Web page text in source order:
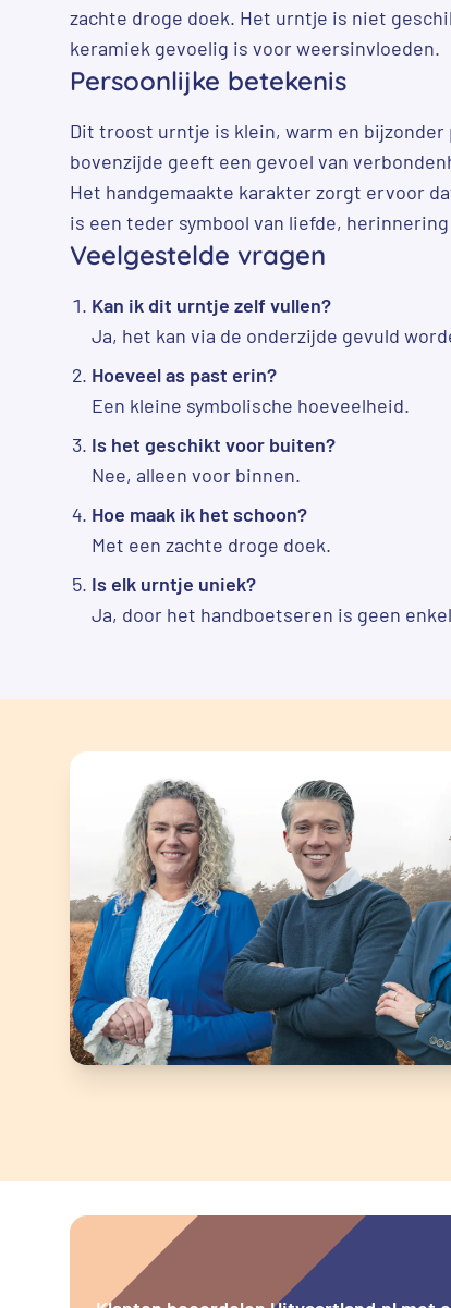
zachte droge doek. Het urntje is niet
keramiek gevoelig is voor weersinvloeden.
Persoonlijke betekenis
Dit troost urntje is klein, warm en bijzonder
bovenzijde geeft een gevoel van
Het handgemaakte karakter zorgt ervoor
is een teder symbool van liefde,
Veelgestelde vragen
Kan ik dit urntje zelf vullen?
Ja, het kan via de onderzijde gevuld
Hoeveel as past erin?
Een kleine symbolische hoeveelheid.
Is het geschikt voor buiten?
Nee, alleen voor binnen.
Hoe maak ik het schoon?
Met een zachte droge doek.
Is elk urntje uniek?
Ja, door het handboetseren is geen